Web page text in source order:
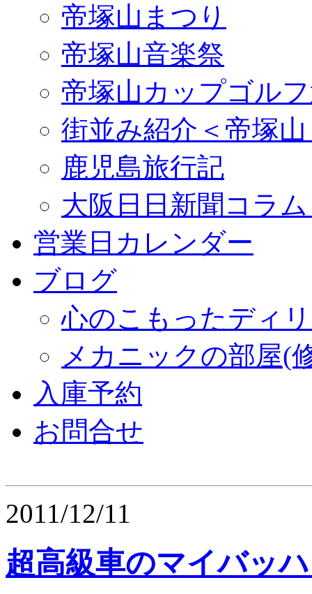
帝塚山まつり
帝塚山音楽祭
帝塚山カップゴル
街並み紹介＜帝塚
鹿児島旅行記
大阪日日新聞コラ
営業日カレンダー
ブログ
心のこもったディ
メカニックの部屋(
入庫予約
お問合せ
2011/12/11
超高級車のマイバッ